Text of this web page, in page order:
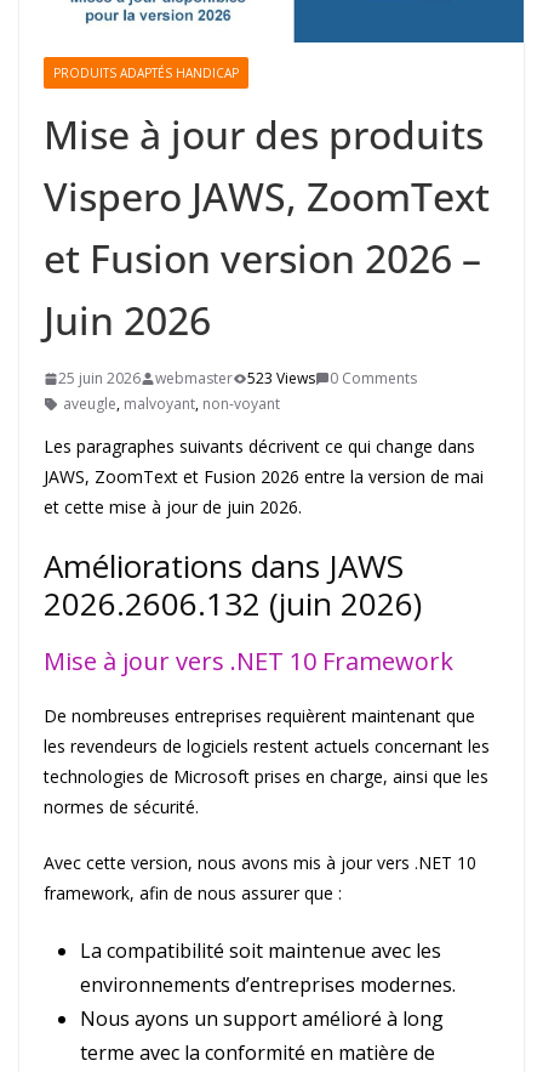
PRODUITS ADAPTÉS HANDICAP
Mise à jour des produits
Vispero JAWS, ZoomText
et Fusion version 2026 –
Juin 2026
25 juin 2026 webmaster 523 Views
0 Comments
aveugle, malvoyant, non-voyant
Les paragraphes suivants décrivent ce qui change dans
JAWS, ZoomText et Fusion 2026 entre la version de mai
et cette mise à jour de juin 2026.
Améliorations dans JAWS
2026.2606.132 (juin 2026)
Mise à jour vers .NET 10 Framework
De nombreuses entreprises requièrent maintenant que
les revendeurs de logiciels restent actuels concernant les
technologies de Microsoft prises en charge, ainsi que les
normes de sécurité.
Avec cette version, nous avons mis à jour vers .NET 10
framework, afin de nous assurer que :
La compatibilité soit maintenue avec les
environnements d’entreprises modernes.
Nous ayons un support amélioré à long
terme avec la conformité en matière de